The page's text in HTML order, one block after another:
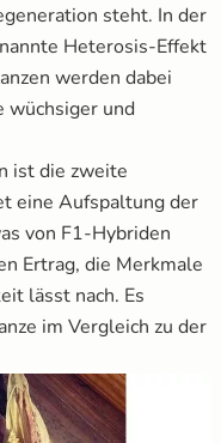
steht. In der
Heterosis-Effekt
werden dabei
wüchsiger und
ist die zweite
eine Aufspaltung der
von F1-Hybriden
Ertrag, die Merkmale
lässt nach. Es
im Vergleich zu der